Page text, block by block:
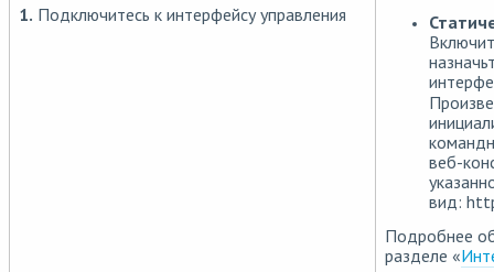
1. Подключитесь к интерфейсу управления
веб-
вид:
Подробнее
разделе «